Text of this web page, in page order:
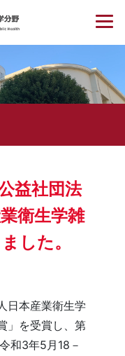
益社団法
衛生学雑
した。
日本産業衛生学
」を受賞し、第
和3年5月18－